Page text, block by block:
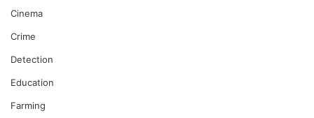
Cinema
Crime
Detection
Education
Farming